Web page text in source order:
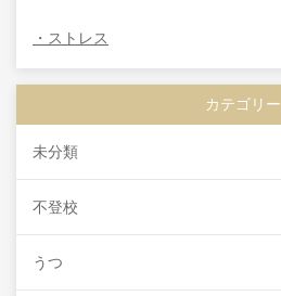
・ストレス
カテゴリー
未分類
不登校
うつ